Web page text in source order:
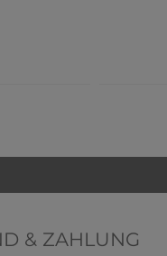
& ZAHLUNG